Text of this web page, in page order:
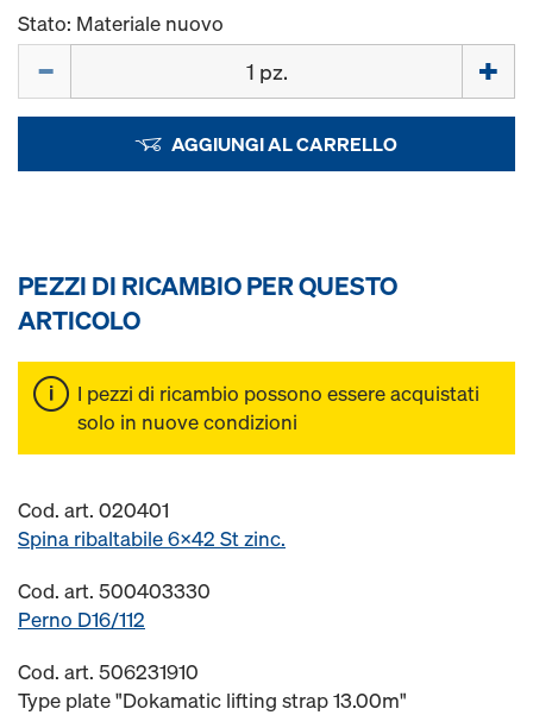
Stato: Materiale nuovo
AGGIUNGI AL CARRELLO
PEZZI DI RICAMBIO PER QUESTO
ARTICOLO
I pezzi di ricambio possono essere acquistati
solo in nuove condizioni
Cod. art. 020401
Spina ribaltabile 6x42 St zinc.
Cod. art. 500403330
Perno D16/112
Cod. art. 506231910
Type plate "Dokamatic lifting strap 13.00m"